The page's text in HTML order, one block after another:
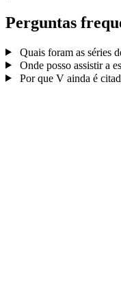
Perguntas
Quais foram as séries
Onde posso assistir a
Por que V ainda é